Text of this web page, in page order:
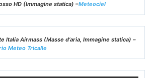
HD (Immagine statica) –Meteociel
Italia Airmass (Masse d’aria, Immagine statica) –
Meteo Tricalle